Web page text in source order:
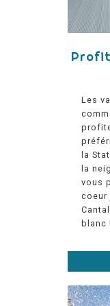
Les
la
la
vous
coeur
blanc